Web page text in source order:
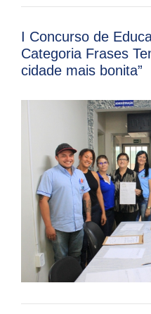
I Concurso de
Categoria Frases
cidade mais bonita”